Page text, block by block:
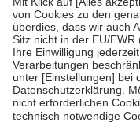
Um das Engagement der
stärken und die
fallenkeine Zuzahlungen
• Kindern und
mit Ausnahme der
• Untersuchungen zur
GKV getragen werden